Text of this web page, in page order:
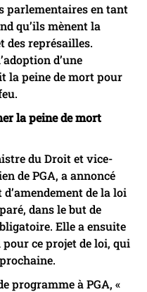
parlementaires en tant
qu’ils mènent la
des représailles.
d’une
la peine de mort pour
la peine de mort
du Droit et vice-
de PGA, a annoncé
de la loi
dans le but de
Elle a ensuite
ce projet de loi, qui
programme à PGA, «